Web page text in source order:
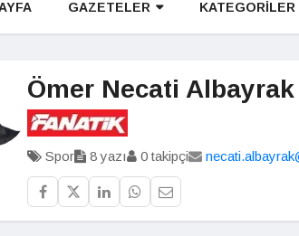
GAZETELER KATEGORİLER
Ömer Necati Albayrak
Spor 8 yazı 0 takipçi